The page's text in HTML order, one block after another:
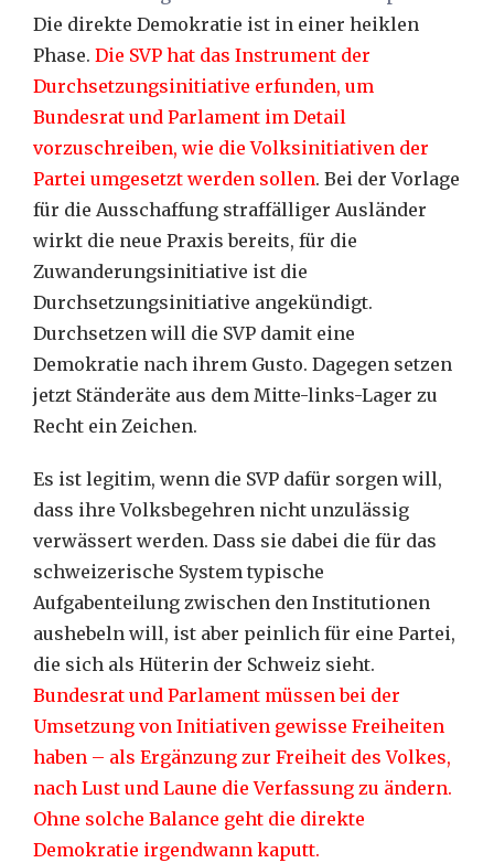
Die direkte Demokratie ist in einer heiklen
Phase. Die SVP hat das Instrument der
Durchsetzungsinitiative erfunden, um
Bundesrat und Parlament im Detail
vorzuschreiben, wie die Volksinitiativen der
Partei umgesetzt werden sollen. Bei der Vorlage
für die Ausschaffung straffälliger Ausländer
wirkt die neue Praxis bereits, für die
Zuwanderungsinitiative ist die
Durchsetzungsinitiative angekündigt.
Durchsetzen will die SVP damit eine
Demokratie nach ihrem Gusto. Dagegen setzen
jetzt Ständeräte aus dem Mitte-links-Lager zu
Recht ein Zeichen.
Es ist legitim, wenn die SVP dafür sorgen will,
dass ihre Volksbegehren nicht unzulässig
verwässert werden. Dass sie dabei die für das
schweizerische System typische
Aufgabenteilung zwischen den Institutionen
aushebeln will, ist aber peinlich für eine Partei,
die sich als Hüterin der Schweiz sieht.
Bundesrat und Parlament müssen bei der
Umsetzung von Initiativen gewisse Freiheiten
haben – als Ergänzung zur Freiheit des Volkes,
nach Lust und Laune die Verfassung zu ändern.
Ohne solche Balance geht die direkte
Demokratie irgendwann kaputt.